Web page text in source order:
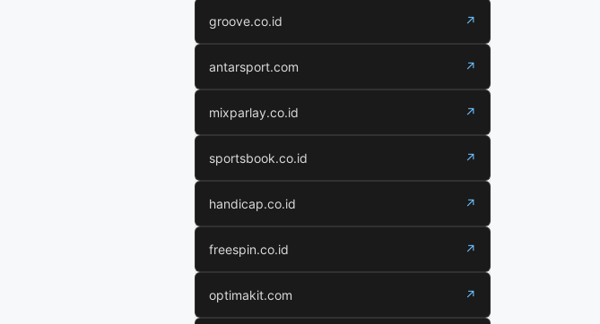
groove.co.id ↗
antarsport.com ↗
mixparlay.co.id ↗
sportsbook.co.id ↗
handicap.co.id ↗
freespin.co.id ↗
optimakit.com ↗